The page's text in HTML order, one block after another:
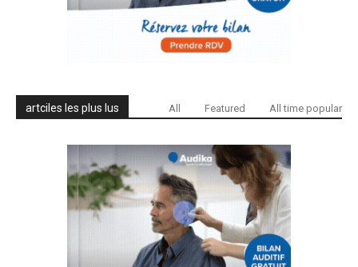
artciles les plus lus All Featured All time popular